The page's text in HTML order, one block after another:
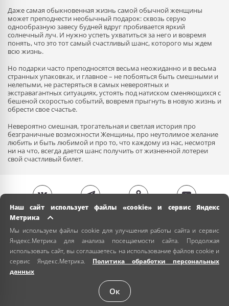
Даже самая обыкновенная жизнь самой обычной женщины
может преподнести необычный подарок: сквозь серую
однообразную завесу будней вдруг пробивается яркий
солнечный луч. И нужно успеть ухватиться за него и вовремя
понять, что это тот самый счастливый шанс, которого мы ждем
всю жизнь.
Но подарки часто преподносятся весьма неожиданно и в весьма
странных упаковках, и главное – не побояться быть смешными и
нелепыми, не растеряться в самых невероятных и
экстравагантных ситуациях, устоять под натиском сменяющихся с
бешеной скоростью событий, вовремя прыгнуть в новую жизнь и
обрести свое счастье.
Невероятно смешная, трогательная и светлая история про
безграничные возможности Женщины, про неутолимое желание
любить и быть любимой и про то, что каждому из нас, несмотря
ни на что, всегда дается шанс получить от жизненной лотереи
свой счастливый билет.
Наш сайт использует файлы «cookie» и сервис Яндекс
Метрика
Мы используем файлы cookie для улучшения работы сайта и сервис
Яндекс.Метрика для анализа посещаемости сайта. Продолжая
использовать сайт, вы соглашаетесь на использование файлов cookie и
сервис Яндекс.Метрика. Политика обработки персональных
данных
Ок